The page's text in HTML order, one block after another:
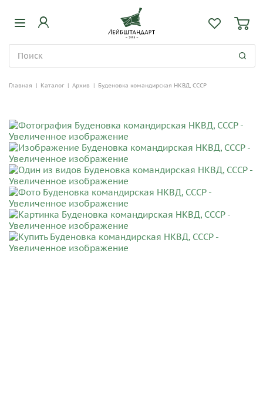
Главная | Каталог | Архив | Буденовка командирская НКВД, CCCР